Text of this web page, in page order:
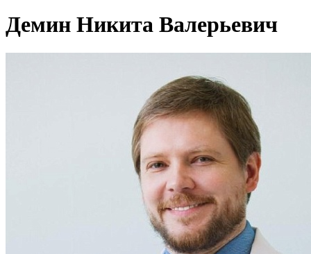
Демин Никита Валерьевич